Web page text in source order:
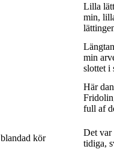
Lilla
min,
min
slottet i
Här
full af
blandad kör
Det var
tidiga,